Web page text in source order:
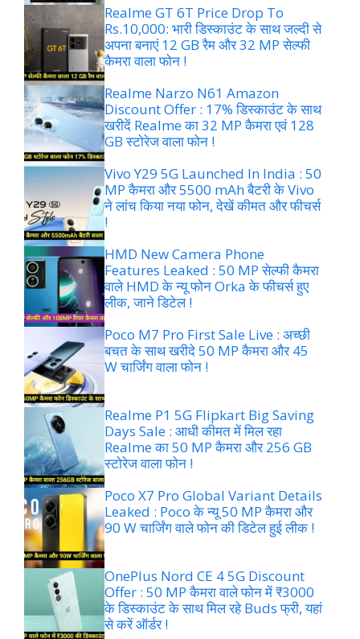
Realme GT 6T Price Drop To
Rs.10,000: भारी डिस्काउंट के साथ जल्दी से
अपना बनाएं 12 GB रैम और 32 MP सेल्फी
कैमरा वाला फोन !
Realme Narzo N61 Amazon
Discount Offer : 17% डिस्काउंट के साथ
खरीदें Realme का 32 MP कैमरा एवं 128
GB स्टोरेज वाला फोन !
Vivo Y29 5G Launched In India : 50
MP कैमरा और 5500 mAh बैटरी के Vivo
ने लांच किया नया फोन, देखें कीमत और फीचर्स
!
HMD New Camera Phone
Features Leaked : 50 MP सेल्फी कैमरा
वाले HMD के न्यू फोन Orka के फीचर्स हुए
लीक, जाने डिटेल !
Poco M7 Pro First Sale Live : अच्छी
बचत के साथ खरीदे 50 MP कैमरा और 45
W चार्जिंग वाला फोन !
Realme P1 5G Flipkart Big Saving
Days Sale : आधी कीमत में मिल रहा
Realme का 50 MP कैमरा और 256 GB
स्टोरेज वाला फोन !
Poco X7 Pro Global Variant Details
Leaked : Poco के न्यू 50 MP कैमरा और
90 W चार्जिंग वाले फोन की डिटेल हुई लीक !
OnePlus Nord CE 4 5G Discount
Offer : 50 MP कैमरा वाले फोन में ₹3000
के डिस्काउंट के साथ मिल रहे Buds फ्री, यहां
से करें ऑर्डर !